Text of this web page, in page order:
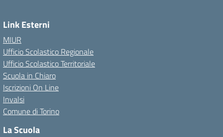
Link Esterni
MIUR
Ufficio Scolastico Regionale
Ufficio Scolastico Territoriale
Scuola in Chiaro
Iscrizioni On Line
Invalsi
Comune di Torino
La Scuola